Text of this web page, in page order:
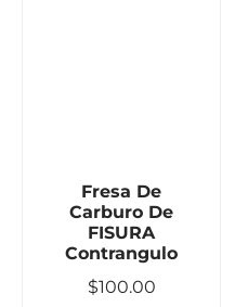
Fresa De
Carburo De
FISURA
Contrangulo
$100.00